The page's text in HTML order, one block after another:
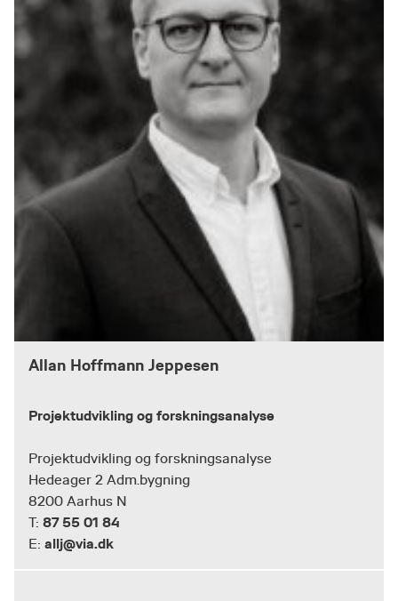
Allan Hoffmann Jeppesen
Projektudvikling og forskningsanalyse
Projektudvikling og forskningsanalyse
Hedeager 2 Adm.bygning
8200 Aarhus N
T: 87 55 01 84
E: allj@via.dk